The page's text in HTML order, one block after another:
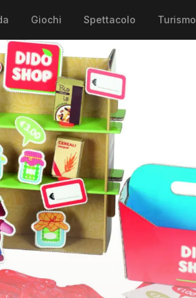
Giochi Spettacolo Turismo